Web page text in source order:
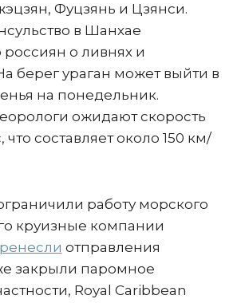
Фуцзянь и Цзянси.
в Шанхае
о ливнях и
берег ураган может выйти в
на понедельник.
ожидают скорость
что составляет около 150 км/
работу морского
круизные компании
отправления
закрыли паромное
Royal Caribbean